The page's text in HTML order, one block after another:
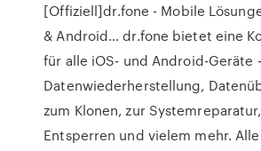
[Offiziell]dr.fone - Mobile
& Android… dr.fone bietet eine
für alle iOS- und Android-Geräte
Datenwiederherstellung,
zum Klonen, zur
Entsperren und vielem mehr.